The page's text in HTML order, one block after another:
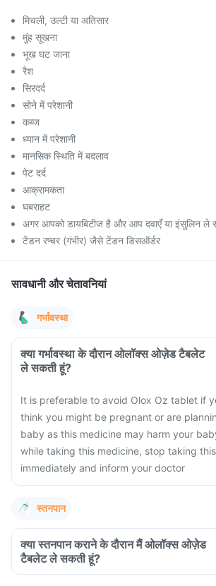
मिचली, उल्टी या अतिसार
मुंह सूखना
भूख घट जाना
रैश
सिरदर्द
सोने में परेशानी
कब्ज
ध्यान में परेशानी
मानसिक स्थिति में बदलाव
पेट दर्द
आक्रामकता
घबराहट
अगर आपको डायबिटीज है और आप दवाएँ या इंसुलिन ले
टेंडन रप्चर (गंभीर) जैसे टेंडन डिसऑर्डर
सावधानी और चेतावनियां
गर्भावस्था
क्या गर्भावस्था के दौरान ओलॉक्स ओज़ेड टैबलेट
ले सकती हूं?
It is preferable to avoid Olox Oz tablet if
think you might be pregnant or are
baby as this medicine may harm your
while taking this medicine, stop taking
immediately and inform your doctor
स्तनपान
क्या स्तनपान कराने के दौरान मैं ओलॉक्स ओज़ेड
टैबलेट ले सकती हूं?